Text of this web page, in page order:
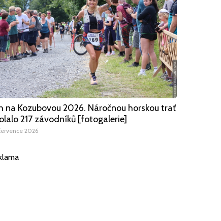
na Kozubovou 2026. Náročnou horskou trať
217 závodníků [fotogalerie]
2026